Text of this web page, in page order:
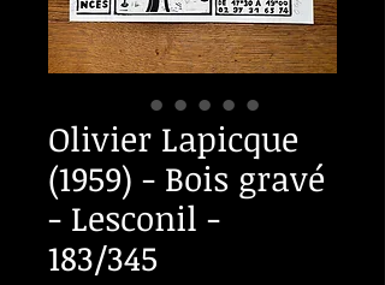
Olivier Lapicque
(1959) - Bois gravé
- Lesconil -
183/345